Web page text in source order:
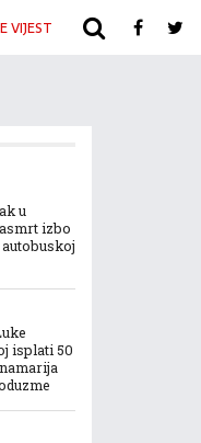
VIJEST ARHIVA
u
izbo
isplati 50